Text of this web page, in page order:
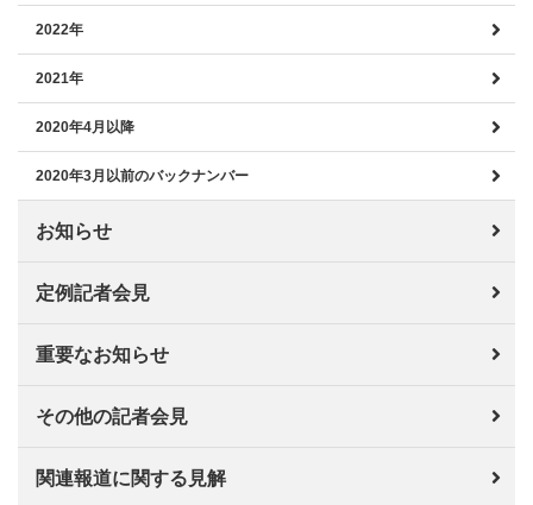
2022年
2021年
2020年4月以降
2020年3月以前のバックナンバー
お知らせ
定例記者会見
重要なお知らせ
その他の記者会見
関連報道に関する見解